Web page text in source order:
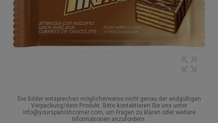
Die Bilder entsprechen möglicherweise nicht genau der endgültigen
Verpackung/dem Produkt. Bitte kontaktieren Sie uns unter
info@yourspanishcorner.com, um Fragen zu klären oder weitere
Informationen anzufordern.